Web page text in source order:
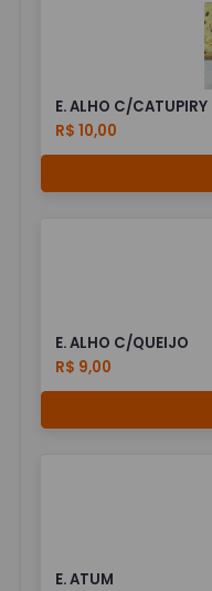
E. ALHO C/CATUPIRY
R$ 10,00
E. ALHO C/QUEIJO
R$ 9,00
E. ATUM